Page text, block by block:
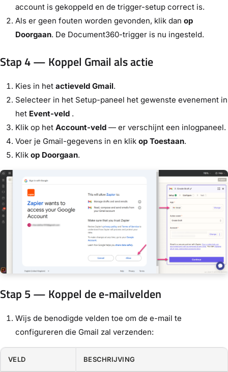
account is gekoppeld en de trigger-setup correct is.
Als er geen fouten worden gevonden, klik dan op
Doorgaan. De Document360-trigger is nu ingesteld.
Stap 4 — Koppel Gmail als actie
Kies in het actieveld Gmail.
Selecteer in het Setup-paneel het gewenste evenement in
het Event-veld .
Klik op het Account-veld — er verschijnt een inlogpaneel.
Voer je Gmail-gegevens in en klik op Toestaan.
Klik op Doorgaan.
Stap 5 — Koppel de e-mailvelden
Wijs de benodigde velden toe om de e-mail te
configureren die Gmail zal verzenden:
VELD BESCHRIJVING